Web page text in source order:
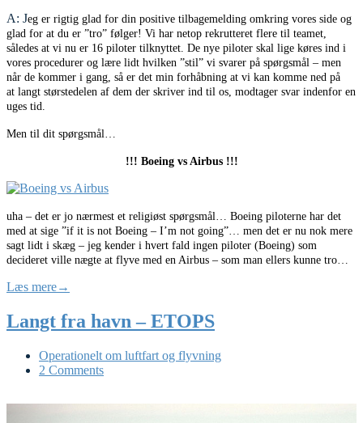
A: Jeg er rigtig glad for din positive tilbagemelding omkring vores side og
glad for at du er ”tro” følger! Vi har netop rekrutteret flere til teamet,
således at vi nu er 16 piloter tilknyttet. De nye piloter skal lige køres ind i
vores procedurer og lære lidt hvilken ”stil” vi svarer på spørgsmål – men
når de kommer i gang, så er det min forhåbning at vi kan komme ned på
at langt størstedelen af dem der skriver ind til os, modtager svar indenfor en
uges tid.
Men til dit spørgsmål…
!!! Boeing vs Airbus !!!
uha – det er jo nærmest et religiøst spørgsmål… Boeing piloterne har det
med at sige ”if it is not Boeing – I’m not going”… men det er nu nok mere
sagt lidt i skæg – jeg kender i hvert fald ingen piloter (Boeing) som
decideret ville nægte at flyve med en Airbus – som man ellers kunne tro…
Læs mere→
Langt fra havn – ETOPS
Operationelt om luftfart og flyvning
2 Comments